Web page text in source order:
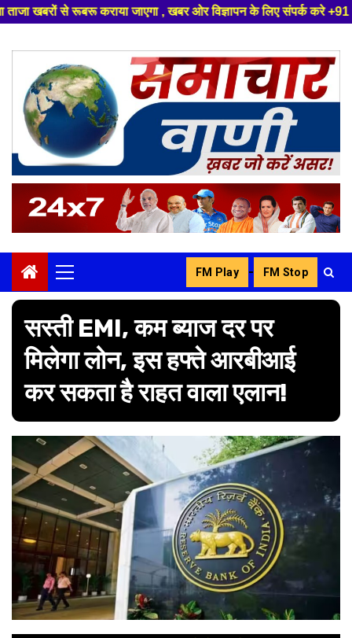
जाएगा , खबर ओर विज्ञापन के लिए संपर्क करे +91 8329626839 ,हमारे
content
Primary
Menu
FM Play - FM Stop
सस्ती EMI, कम ब्याज दर पर
मिलेगा लोन, इस हफ्ते आरबीआई
कर सकता है राहत वाला एलान!